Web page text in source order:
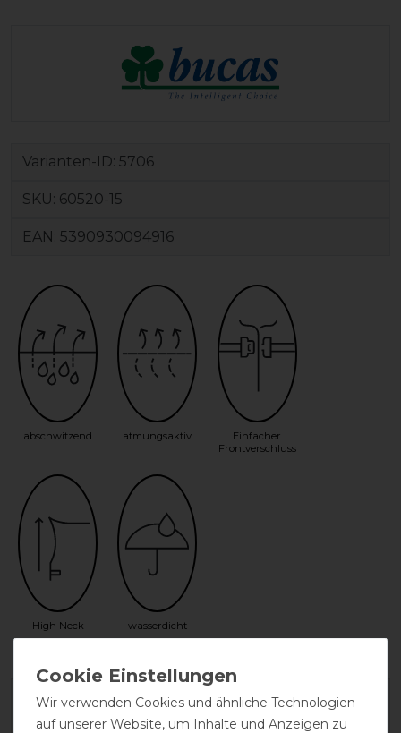
Varianten-ID: 5706
SKU: 60520-15
EAN: 5390930094916
abschwitzend atmungsaktiv
Einfacher
Frontverschluss
High Neck wasserdicht
Herstellergarantie
Wir verwenden Cookies und ähnliche Technologien
auf unserer Website, um Inhalte und Anzeigen zu